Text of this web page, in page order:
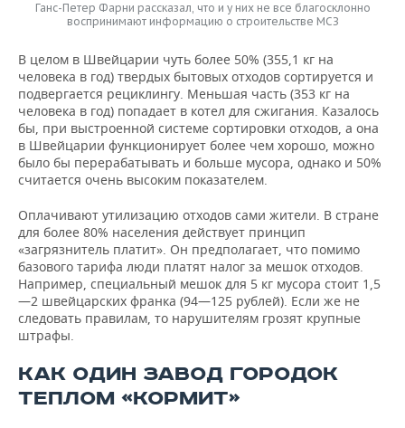
Ганс-Петер Фарни рассказал, что и у них не все благосклонно
воспринимают информацию о строительстве МСЗ
В целом в Швейцарии чуть более 50% (355,1 кг на
человека в год) твердых бытовых отходов сортируется и
подвергается рециклингу. Меньшая часть (353 кг на
человека в год) попадает в котел для сжигания. Казалось
бы, при выстроенной системе сортировки отходов, а она
в Швейцарии функционирует более чем хорошо, можно
было бы перерабатывать и больше мусора, однако и 50%
считается очень высоким показателем.
Оплачивают утилизацию отходов сами жители. В стране
для более 80% населения действует принцип
«загрязнитель платит». Он предполагает, что помимо
базового тарифа люди платят налог за мешок отходов.
Например, специальный мешок для 5 кг мусора стоит 1,5
—2 швейцарских франка (94—125 рублей). Если же не
следовать правилам, то нарушителям грозят крупные
штрафы.
КАК ОДИН ЗАВОД ГОРОДОК
ТЕПЛОМ «КОРМИТ»